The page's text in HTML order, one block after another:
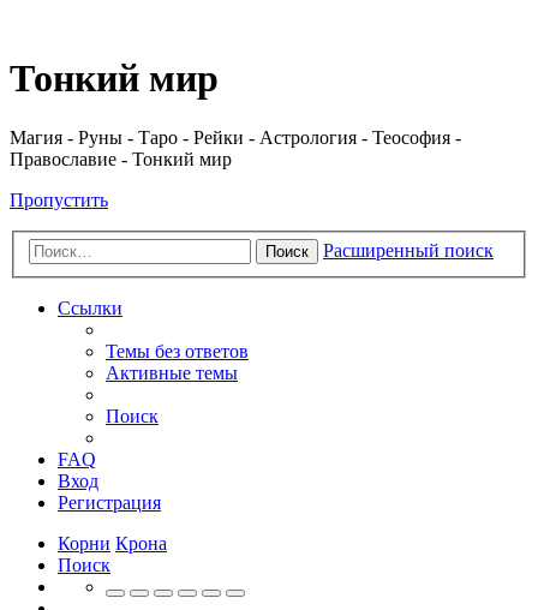
Тонкий мир
Магия - Руны - Таро - Рейки - Астрология - Теософия -
Православие - Тонкий мир
Пропустить
Поиск Расширенный поиск
Ссылки
Темы без ответов
Активные темы
Поиск
FAQ
Вход
Регистрация
Корни Крона
Поиск